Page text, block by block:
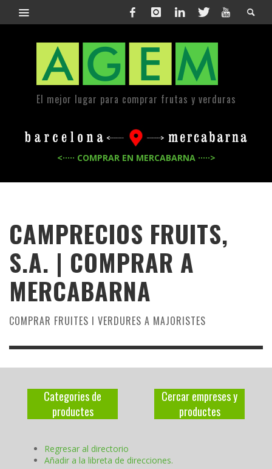
El mejor lugar para comprar frutas y verduras
<····· COMPRAR EN MERCABARNA ·····>
CAMPRECIOS FRUITS,
S.A. | COMPRAR A
MERCABARNA
COMPRAR FRUITES I VERDURES A MAJORISTES
Categories de
productes
Cercar empreses y
productes
Regresar al directorio
Añadir a la libreta de direcciones.